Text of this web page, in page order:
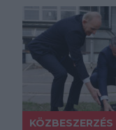
KÖZBESZERZÉS